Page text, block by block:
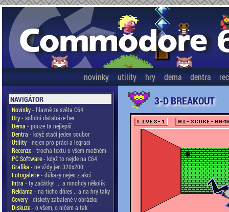
novinky utility hry dema dentra
NAVIGÁTOR
Novinky- hlavně ze světa C64
Hry- solidní databáze her
Dema - pouze ta nejlepší
Dentra - když stačí jeden soubor
Utility- nejen pro práci a legraci
Recenze- trocha textu o všem možném
PC Software- když to nejde na C64
Grafika - ne vždy jen 320x200
Fotogalerie- důkazy nejen z akcí
Intra - ty začátky! ... a mnohdy několik
Reklama - na ticho dňies .. a na hry taky
Covery- diskety zabalené v obrázku
Diskuze- o všem, o ničem a tak
3-D BREAKOUT